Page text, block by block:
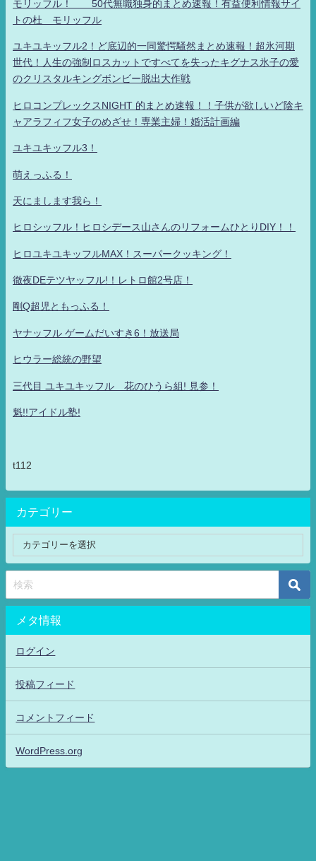
モリッフル！ 50代無職独身的まとめ速報！有益便利情報サイ
トの杜 モリッフル
ユキユキッフル2！ど底辺的一同驚愕騒然まとめ速報！超氷河期
世代！人生の強制ロスカットですべてを失ったキグナス氷子の愛
のクリスタルキングボンビー脱出大作戦
ヒロコンプレックスNIGHT 的まとめ速報！！子供が欲しいど陰キ
ャアラフィフ女子のめざせ！専業主婦！婚活計画編
ユキユキッフル3！
萌えっふる！
天にまします我ら！
ヒロシッフル！ヒロシデース山さんのリフォームひとりDIY！！
ヒロユキユキッフルMAX！スーパークッキング！
徹夜DEテツヤッフル!！レトロ館2号店！
剛Q超児ともっふる！
ヤナッフル ゲームだいすき6！放送局
ヒウラー総統の野望
三代目 ユキユキッフル 花のひうら組! 見参！
魁!!アイドル塾!
t112
カテゴリー
メタ情報
ログイン
投稿フィード
コメントフィード
WordPress.org